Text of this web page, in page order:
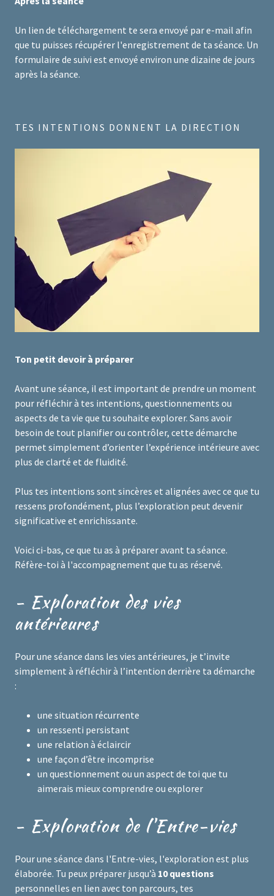
Un lien de téléchargement te sera envoyé par e-mail afin
que tu puisses récupérer l'enregistrement de ta séance. Un
formulaire de suivi est envoyé environ une dizaine de jours
après la séance.
TES INTENTIONS DONNENT LA DIRECTION
Ton petit devoir à préparer
Avant une séance, il est important de prendre un moment
pour réfléchir à tes intentions, questionnements ou
aspects de ta vie que tu souhaite explorer. Sans avoir
besoin de tout planifier ou contrôler, cette démarche
permet simplement d’orienter l’expérience intérieure avec
plus de clarté et de fluidité.
Plus tes intentions sont sincères et alignées avec ce que tu
ressens profondément, plus l’exploration peut devenir
significative et enrichissante.
Voici ci-bas, ce que tu as à préparer avant ta séance.
Réfère-toi à l'accompagnement que tu as réservé.
- Exploration des vies
antérieures
Pour une séance dans les vies antérieures, je t’invite
simplement à réfléchir à l’intention derrière ta démarche
:
une situation récurrente
un ressenti persistant
une relation à éclaircir
une façon d’être incomprise
un questionnement ou un aspect de toi que tu
aimerais mieux comprendre ou explorer
- Exploration de l'Entre-vies
Pour une séance dans l'Entre-vies, l'exploration est plus
élaborée. Tu peux préparer jusqu’à 10 questions
personnelles en lien avec ton parcours, tes